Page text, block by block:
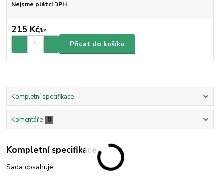
Nejsme plátci DPH
215 Kč/ks
Přidat do košíku
Kompletní specifikace
Komentáře 0
Kompletní specifikace
Sada obsahuje: